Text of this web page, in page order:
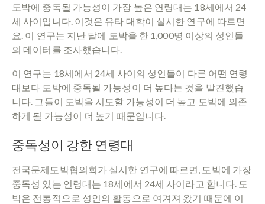
도박에 중독될 가능성이 가장 높은 연령대는 18세에서 24
세 사이입니다. 이것은 유타 대학이 실시한 연구에 따르면
요. 이 연구는 지난 달에 도박을 한 1,000명 이상의 성인들
의 데이터를 조사했습니다.
이 연구는 18세에서 24세 사이의 성인들이 다른 어떤 연령
대보다 도박에 중독될 가능성이 더 높다는 것을 발견했습
니다. 그들이 도박을 시도할 가능성이 더 높고 도박에 의존
하게 될 가능성이 더 높기 때문입니다.
중독성이 강한 연령대
전국문제도박협의회가 실시한 연구에 따르면, 도박에 가장
중독성 있는 연령대는 18세에서 24세 사이라고 합니다. 도
박은 전통적으로 성인의 활동으로 여겨져 왔기 때문에 이